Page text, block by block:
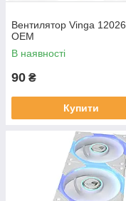
Вентилятор Vinga 12026
OEM
В наявності
90 ₴
Купити